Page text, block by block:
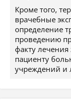
Кроме того,
врачебные
определение
проведению
факту лечения
пациенту
учреждений и